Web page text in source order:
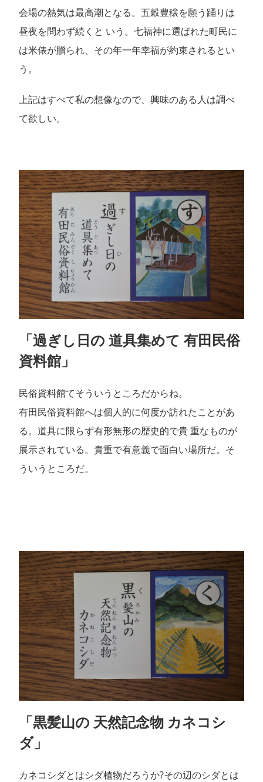
会場の熱気は最高潮となる。五穀豊穣を願う踊りは
昼夜を問わず続くと いう。七福神に選ばれた町民に
は米俵が贈られ、その年一年幸福が約束されるとい
う。
上記はすべて私の想像なので、興味のある人は調べ
て欲しい。
「過ぎし日の 道具集めて 有田民俗
資料館」
民俗資料館てそういうところだからね。
有田民俗資料館へは個人的に何度か訪れたことがあ
る。道具に限らず有形無形の歴史的で貴 重なものが
展示されている。貴重で有意義で面白い場所だ。そ
ういうところだ。
「黒髪山の 天然記念物 カネコシ
ダ」
カネコシダとはシダ植物だろうか?その辺のシダとは